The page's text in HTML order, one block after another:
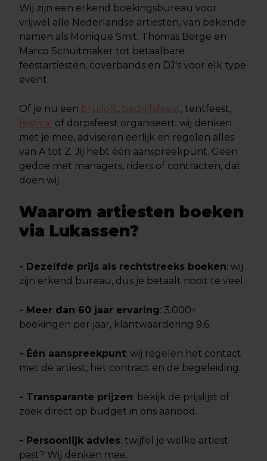
Wij zijn een erkend boekingsbureau voor
vrijwel alle Nederlandse artiesten, van bekende
namen als Monique Smit, Thomas Berge en
Marco Schuitmaker tot betaalbare
feestartiesten, coverbands en DJ's voor elk type
event.
Of je nu een bruiloft, bedrijfsfeest, tentfeest,
festival of dorpsfeest organiseert: wij denken
met je mee, adviseren eerlijk en regelen alles
van A tot Z. Jij hebt één aanspreekpunt. Geen
gedoe met managers, riders of contracten, dat
doen wij.
Waarom artiesten boeken
via Lukassen?
- Dezelfde prijs als rechtstreeks boeken: wij
zijn erkend bureau, dus je betaalt nooit te veel.
- Meer dan 60 jaar ervaring: 3.000+
boekingen per jaar, klantwaardering 9,6.
- Één aanspreekpunt: wij regelen het contact
met de artiest, het contract en de begeleiding.
- Transparante prijzen: bekijk de prijslijst of
zoek direct op budget in ons aanbod.
- Persoonlijk advies: twijfel je welke artiest
past? Wij denken mee.